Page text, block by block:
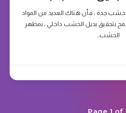
خشب جدة ، فأن هناك العديد من المواد
بتحقيق بديل الخشب داخلي ، بمظهر
الخشب…